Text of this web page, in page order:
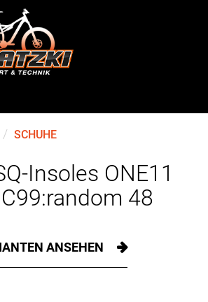
SCHUHE
Insoles ONE11
48
ANSEHEN